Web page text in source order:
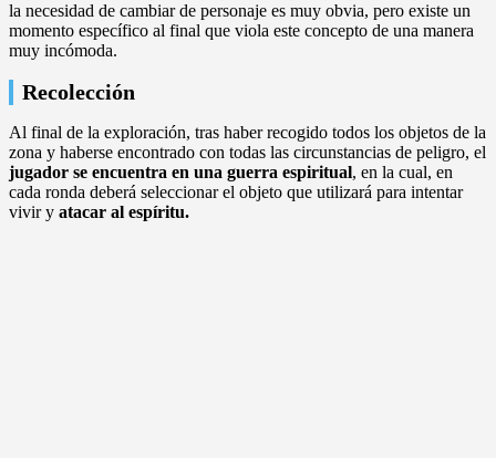
la necesidad de cambiar de personaje es muy obvia, pero existe un
momento específico al final que viola este concepto de una manera
muy incómoda.
Recolección
Al final de la exploración, tras haber recogido todos los objetos de la
zona y haberse encontrado con todas las circunstancias de peligro, el
jugador se encuentra en una guerra espiritual, en la cual, en
cada ronda deberá seleccionar el objeto que utilizará para intentar
vivir y atacar al espíritu.